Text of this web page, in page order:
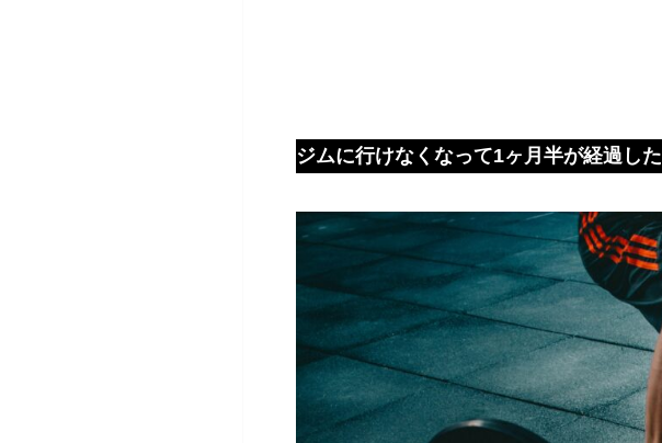
ジムに行けなくなって1ヶ月半が経過した